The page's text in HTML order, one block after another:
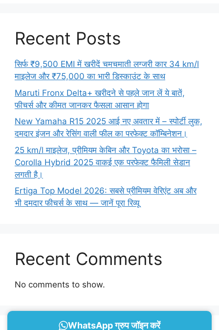
Recent Posts
सिर्फ ₹9,500 EMI में खरीदें चमचमाती लग्जरी कार 34 km/l
माइलेज और ₹75,000 का भारी डिस्काउंट के साथ
Maruti Fronx Delta+ खरीदने से पहले जान लें ये बातें,
फीचर्स और कीमत जानकर फैसला आसान होगा
New Yamaha R15 2025 आई नए अवतार में – स्पोर्टी लुक,
दमदार इंजन और रेसिंग वाली फील का परफेक्ट कॉम्बिनेशन।
25 km/l माइलेज, प्रीमियम केबिन और Toyota का भरोसा –
Corolla Hybrid 2025 वाकई एक परफेक्ट फैमिली सेडान
लगती है।
Ertiga Top Model 2026: सबसे प्रीमियम वेरिएंट अब और
भी दमदार फीचर्स के साथ — जानें पूरा रिव्यू
Recent Comments
No comments to show.
WhatsApp ग्रुप जॉइन करें